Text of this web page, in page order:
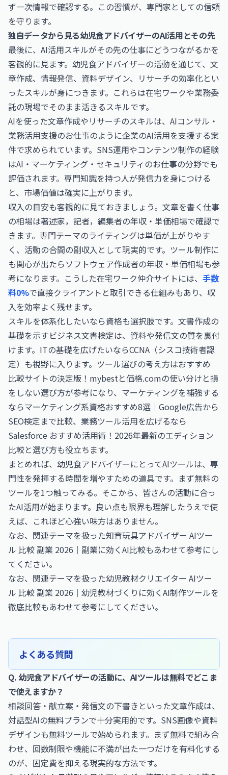
ず一次情報で確認する。この習慣が、専門家としての信頼
を守ります。
独自データから見る幼児食アドバイザーのAI活用とその先
最後に、AI活用スキルがその先の仕事にどうつながるかを
客観的に見ます。幼児食アドバイザーの活動を通じて、文
章作成、情報発信、資料デザイン、リサーチの効率化とい
ったスキルが身につきます。これらは在宅ワークや業務委
託の現場でそのまま活きるスキルです。
AIを使った文章作成やリサーチのスキルは、 AIコンサル・
業務活用支援のお仕事のように企業のAI活用を支援する案
件で求められています。SNS運用やコンテンツ制作の経験
はAI・マーケティング・セキュリティのお仕事の分野でも
評価されます。専門知識を持つ人が発信力を身につける
と、市場価値は確実に上がります。
収入の目安も客観的に見ておきましょう。文章を書く仕事
の相場は著述家，記者，編集者の年収・単価相場で確認で
きます。専門テーマのライティングは単価が上がりやす
く、活動の合間の副収入として現実的です。ツール制作に
も関心が出たらソフトウェア作成者の年収・単価相場も参
考になります。こうした在宅ワーク仲介サイトには、 手数
料0%で直接クライアントと取引できる仕組みもあり、収
入を効率よく残せます。
スキルを体系化したいなら資格も選択肢です。文書作成の
基礎を示すビジネス文書検定は、資料や発信文の質を裏付
けます。ITの基礎を広げたいならCCNA（シスコ技術者認
定） も視野に入ります。ツール選びの考え方はおすすめ
比較サイトの決定版！mybestと価格.comの使い分けと損
をしない選び方が参考になり、マーケティングを補強する
ならマーケティング系資格おすすめ8選｜Google広告から
SEO検定まで比較、業務ツール活用を広げるなら
Salesforce おすすめ活用術！2026年最新のエディション
比較と選び方も役立ちます。
まとめれば、幼児食アドバイザーにとってAIツールは、専
門性を発揮する時間を増やすための道具です。まず無料の
ツールを1つ触ってみる。そこから、皆さんの活動に合っ
たAI活用が始まります。良い点も限界も理解したうえで使
えば、これほど心強い味方はありません。
なお、関連テーマを扱った知育玩具アドバイザー AIツー
ル 比較 副業 2026｜副業に効くAI比較もあわせて参考にし
てください。
なお、関連テーマを扱った幼児教材クリエイター AIツー
ル 比較 副業 2026｜幼児教材づくりに効くAI制作ツールを
徹底比較もあわせて参考にしてください。
よくある質問
Q. 幼児食アドバイザーの活動に、AIツールは無料でどこま
で使えますか？
相談回答・献立案・発信文の下書きといった文章作成は、
対話型AIの無料プランで十分実用的です。SNS画像や資料
デザインも無料ツールで始められます。まず無料で組み合
わせ、回数制限や機能に不満が出た一つだけを有料化する
のが、固定費を抑える現実的な方法です。